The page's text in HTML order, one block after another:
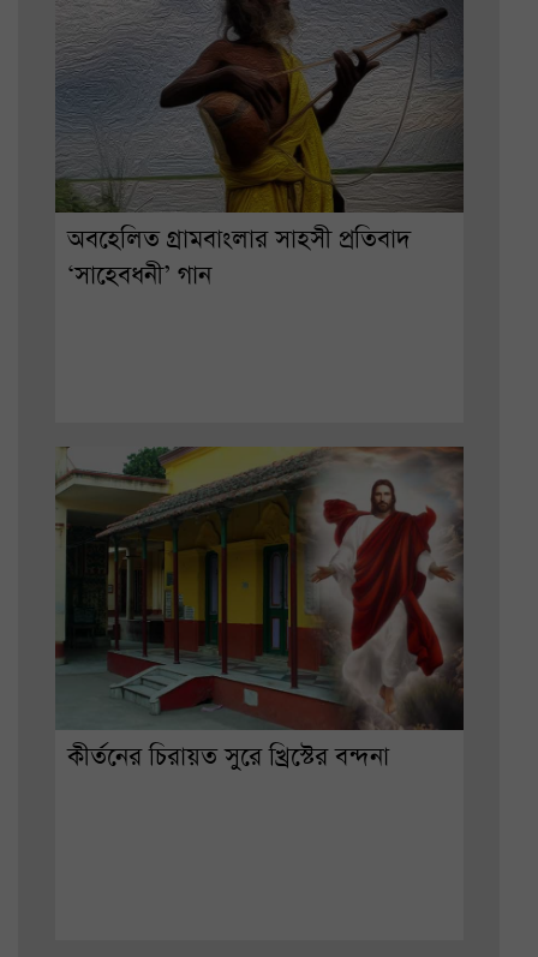
অবহেলিত গ্রামবাংলার সাহসী প্রতিবাদ
‘সাহেবধনী’ গান
কীর্তনের চিরায়ত সুরে খ্রিস্টের বন্দনা